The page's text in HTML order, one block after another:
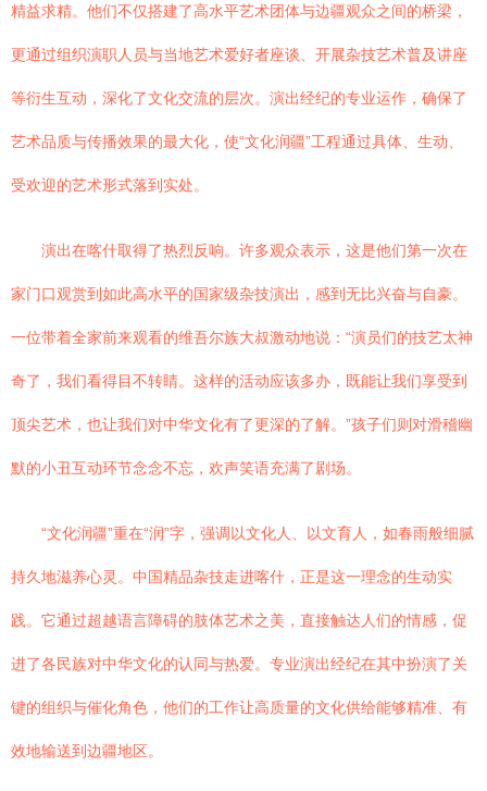
精益求精。他们不仅搭建了高水平艺术团体与边疆观众之间的桥梁，
更通过组织演职人员与当地艺术爱好者座谈、开展杂技艺术普及讲座
等衍生互动，深化了文化交流的层次。演出经纪的专业运作，确保了
艺术品质与传播效果的最大化，使“文化润疆”工程通过具体、生动、
受欢迎的艺术形式落到实处。
演出在喀什取得了热烈反响。许多观众表示，这是他们第一次在
家门口观赏到如此高水平的国家级杂技演出，感到无比兴奋与自豪。
一位带着全家前来观看的维吾尔族大叔激动地说：“演员们的技艺太神
奇了，我们看得目不转睛。这样的活动应该多办，既能让我们享受到
顶尖艺术，也让我们对中华文化有了更深的了解。”孩子们则对滑稽幽
默的小丑互动环节念念不忘，欢声笑语充满了剧场。
“文化润疆”重在“润”字，强调以文化人、以文育人，如春雨般细腻
持久地滋养心灵。中国精品杂技走进喀什，正是这一理念的生动实
践。它通过超越语言障碍的肢体艺术之美，直接触达人们的情感，促
进了各民族对中华文化的认同与热爱。专业演出经纪在其中扮演了关
键的组织与催化角色，他们的工作让高质量的文化供给能够精准、有
效地输送到边疆地区。